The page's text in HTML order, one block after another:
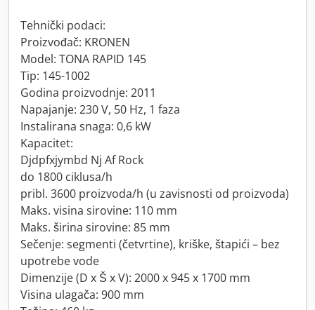
Tehnički podaci:
Proizvođač: KRONEN
Model: TONA RAPID 145
Tip: 145-1002
Godina proizvodnje: 2011
Napajanje: 230 V, 50 Hz, 1 faza
Instalirana snaga: 0,6 kW
Kapacitet:
Djdpfxjymbd Nj Af Rock
do 1800 ciklusa/h
pribl. 3600 proizvoda/h (u zavisnosti od proizvoda)
Maks. visina sirovine: 110 mm
Maks. širina sirovine: 85 mm
Sečenje: segmenti (četvrtine), kriške, štapići – bez
upotrebe vode
Dimenzije (D x Š x V): 2000 x 945 x 1700 mm
Visina ulagača: 900 mm